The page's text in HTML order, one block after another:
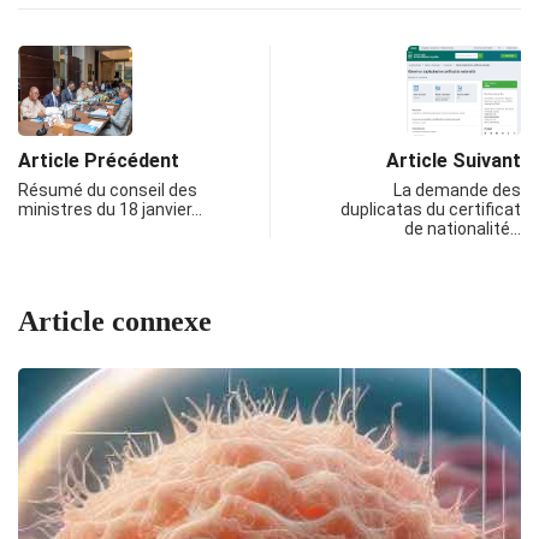
Article Précédent
Résumé du conseil des
ministres du 18 janvier…
Article Suivant
La demande des
duplicatas du certificat
de nationalité…
Article connexe